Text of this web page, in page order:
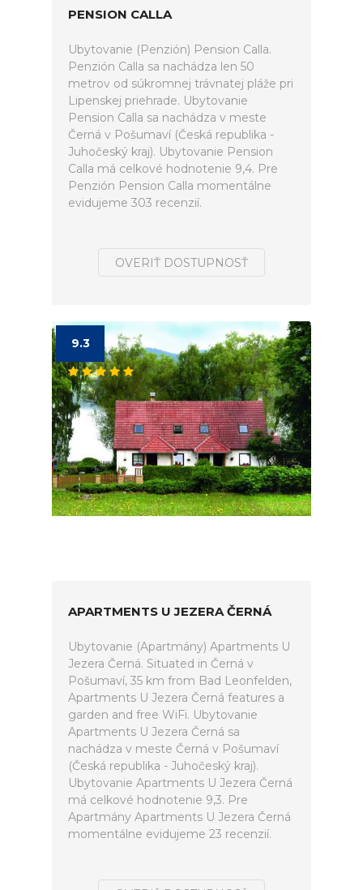
PENSION CALLA
Ubytovanie (Penzión) Pension Calla.
Penzión Calla sa nachádza len 50
metrov od súkromnej trávnatej pláže pri
Lipenskej priehrade. Ubytovanie
Pension Calla sa nachádza v meste
Černá v Pošumaví (Česká republika -
Juhočeský kraj). Ubytovanie Pension
Calla má celkové hodnotenie 9,4. Pre
Penzión Pension Calla momentálne
evidujeme 303 recenzií.
OVERIŤ DOSTUPNOSŤ
9.3
APARTMENTS U JEZERA ČERNÁ
Ubytovanie (Apartmány) Apartments U
Jezera Černá. Situated in Černá v
Pošumaví, 35 km from Bad Leonfelden,
Apartments U Jezera Černá features a
garden and free WiFi. Ubytovanie
Apartments U Jezera Černá sa
nachádza v meste Černá v Pošumaví
(Česká republika - Juhočeský kraj).
Ubytovanie Apartments U Jezera Černá
má celkové hodnotenie 9,3. Pre
Apartmány Apartments U Jezera Černá
momentálne evidujeme 23 recenzií.